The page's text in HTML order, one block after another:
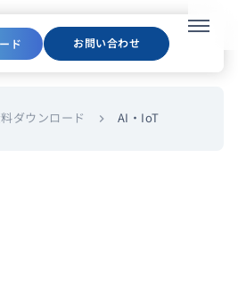
メニュ
ド お問い合わせ
ダウンロード chevron_right AI・IoT